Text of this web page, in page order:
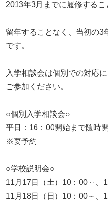
2013年3月までに履修するこ
留年することなく、当初の3
です。
入学相談会は個別での対応
ご参加ください。
○個別入学相談会○
平日：16：00開始まで随時
※要予約
○学校説明会○
11月17日（土）10：00～、
11月18日（日）10：00～、